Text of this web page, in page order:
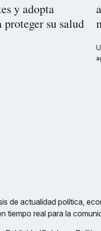
y adopta
proteger su salud
de actualidad política,
tiempo real para la